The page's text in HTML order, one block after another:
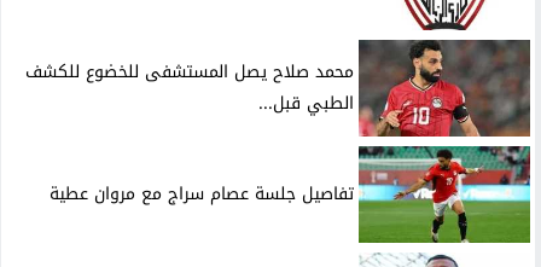
محمد صلاح يصل المستشفى للخضوع للكشف
الطبي قبل...
تفاصيل جلسة عصام سراج مع مروان عطية